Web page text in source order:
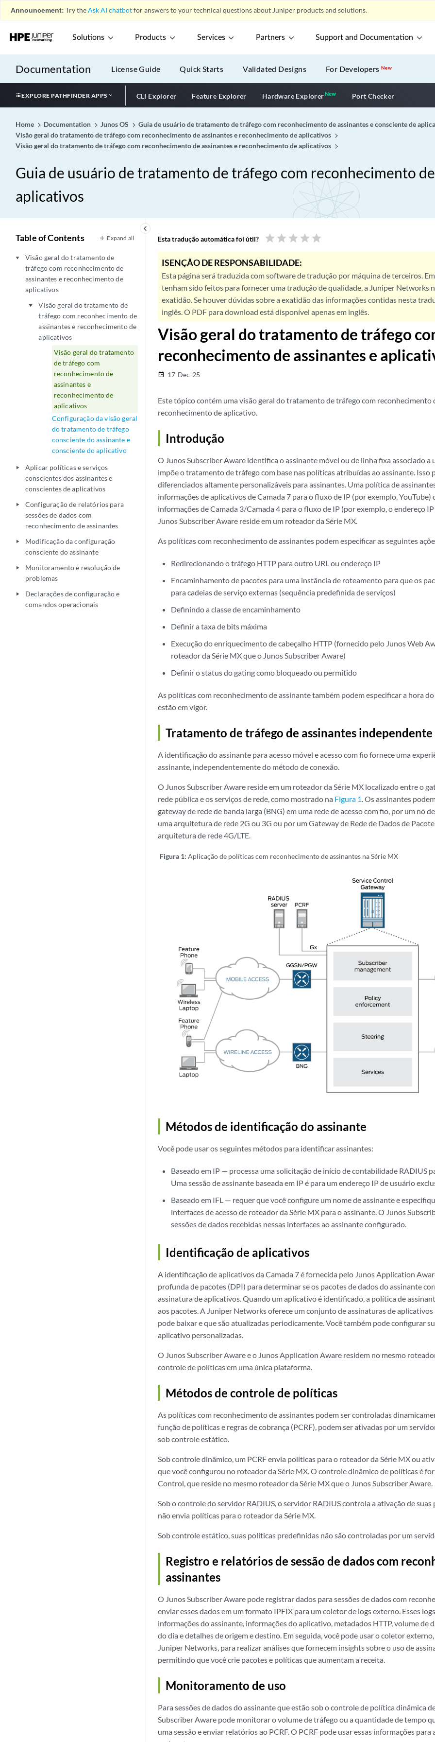
Announcement: Try theAsk AI chatbotfor answers to your technical questions about Juniper products and solutions.
Solutions Products Services Partners Support and Documentation
Documentation License Guide Quick Starts Validated Designs For DevelopersNew
EXPLORE PATHFINDER APPS CLI Explorer Feature Explorer Hardware ExplorerNewNew application
Port Checker
Home Documentation Junos OS
Guia de usuário de tratamento de tráfego com reconhecimento de assinantes e consciente de
Visão geral do tratamento de tráfego com reconhecimento de assinantes e reconhecimento de aplicativos
Visão geral do tratamento de tráfego com reconhecimento de assinantes e reconhecimento de aplicativos
Guia de usuário de tratamento de tráfego com reconhecimento
aplicativos
keyboard_arrow_left
Table of Contents Expand all
play_arrow
Visão geral do tratamento de
tráfego com reconhecimento de
assinantes e reconhecimento de
aplicativos
play_arrow
Visão geral do tratamento de
tráfego com reconhecimento de
assinantes e reconhecimento de
aplicativos
Visão geral do tratamento
de tráfego com
reconhecimento de
assinantes e
reconhecimento de
aplicativos
Configuração da visão geral
do tratamento de tráfego
consciente do assinante e
consciente do aplicativo
play_arrow
Aplicar políticas e serviços
conscientes dos assinantes e
conscientes de aplicativos
play_arrow
Configuração de relatórios para
sessões de dados com
reconhecimento de assinantes
play_arrow
Modificação da configuração
consciente do assinante
play_arrow
Monitoramento e resolução de
problemas
play_arrow
Declarações de configuração e
comandos operacionais
Esta tradução automática foi útil? star star star star star
ISENÇÃO DE RESPONSABILIDADE:
Esta página será traduzida com software de tradução por máquina de terceiros.
tenham sido feitos para fornecer uma tradução de qualidade, a Juniper Networks
exatidão. Se houver dúvidas sobre a exatidão das informações contidas nesta
inglês. O PDF para download está disponível apenas em inglês.
Visão geral do tratamento de tráfego
reconhecimento de assinantes e
date_range 17-Dec-25
Este tópico contém uma visão geral do tratamento de tráfego com reconhecimento
reconhecimento de aplicativo.
Introdução
O Junos Subscriber Aware identifica o assinante móvel ou de linha fixa associado a
impõe o tratamento de tráfego com base nas políticas atribuídas ao assinante. Isso
diferenciados altamente personalizáveis para assinantes. Uma política de
informações de aplicativos de Camada 7 para o fluxo de IP (por exemplo, YouTube)
informações de Camada 3/Camada 4 para o fluxo de IP (por exemplo, o endereço
Junos Subscriber Aware reside em um roteador da Série MX.
As políticas com reconhecimento de assinantes podem especificar as seguintes
Redirecionando o tráfego HTTP para outro URL ou endereço IP
Encaminhamento de pacotes para uma instância de roteamento para que os
para cadeias de serviço externas (sequência predefinida de serviços)
Definindo a classe de encaminhamento
Definir a taxa de bits máxima
Execução do enriquecimento de cabeçalho HTTP (fornecido pelo Junos Web
roteador da Série MX que o Junos Subscriber Aware)
Definir o status do gating como bloqueado ou permitido
As políticas com reconhecimento de assinante também podem especificar a hora
estão em vigor.
Tratamento de tráfego de assinantes independente
A identificação do assinante para acesso móvel e acesso com fio fornece uma
assinante, independentemente do método de conexão.
O Junos Subscriber Aware reside em um roteador da Série MX localizado entre o
rede pública e os serviços de rede, como mostrado na Figura 1. Os assinantes
gateway de rede de banda larga (BNG) em uma rede de acesso com fio, por um nó
uma arquitetura de rede 2G ou 3G ou por um Gateway de Rede de Dados de
arquitetura de rede 4G/LTE.
Figura 1: Aplicação de políticas com reconhecimento de assinantes na Série MX
Métodos de identificação do assinante
Você pode usar os seguintes métodos para identificar assinantes:
Baseado em IP — processa uma solicitação de início de contabilidade RADIUS
Uma sessão de assinante baseada em IP é para um endereço IP de usuário
Baseado em IFL — requer que você configure um nome de assinante e
interfaces de acesso de roteador da Série MX para o assinante. O Junos
sessões de dados recebidas nessas interfaces ao assinante configurado.
Identificação de aplicativos
A identificação de aplicativos da Camada 7 é fornecida pelo Junos Application
profunda de pacotes (DPI) para determinar se os pacotes de dados do assinante
assinatura de aplicativos. Quando um aplicativo é identificado, a política de
aos pacotes. A Juniper Networks oferece um conjunto de assinaturas de
pode baixar e que são atualizadas periodicamente. Você também pode configurar
aplicativo personalizadas.
O Junos Subscriber Aware e o Junos Application Aware residem no mesmo
controle de políticas em uma única plataforma.
Métodos de controle de políticas
As políticas com reconhecimento de assinantes podem ser controladas
função de políticas e regras de cobrança (PCRF), podem ser ativadas por um
sob controle estático.
Sob controle dinâmico, um PCRF envia políticas para o roteador da Série MX ou
que você configurou no roteador da Série MX. O controle dinâmico de políticas é
Control, que reside no mesmo roteador da Série MX que o Junos Subscriber Aware.
Sob o controle do servidor RADIUS, o servidor RADIUS controla a ativação de
não envia políticas para o roteador da Série MX.
Sob controle estático, suas políticas predefinidas não são controladas por um
Registro e relatórios de sessão de dados com
assinantes
O Junos Subscriber Aware pode registrar dados para sessões de dados com
enviar esses dados em um formato IPFIX para um coletor de logs externo. Esses
informações do assinante, informações do aplicativo, metadados HTTP, volume de
do dia e detalhes de origem e destino. Em seguida, você pode usar o coletor
Juniper Networks, para realizar análises que fornecem insights sobre o uso de
permitindo que você crie pacotes e políticas que aumentam a receita.
Monitoramento de uso
Para sessões de dados do assinante que estão sob o controle de política dinâmica
Subscriber Aware pode monitorar o volume de tráfego ou a quantidade de tempo
uma sessão e enviar relatórios ao PCRF. O PCRF pode usar essas informações